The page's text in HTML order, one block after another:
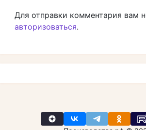
Для отправки комментария вам
авторизоваться.